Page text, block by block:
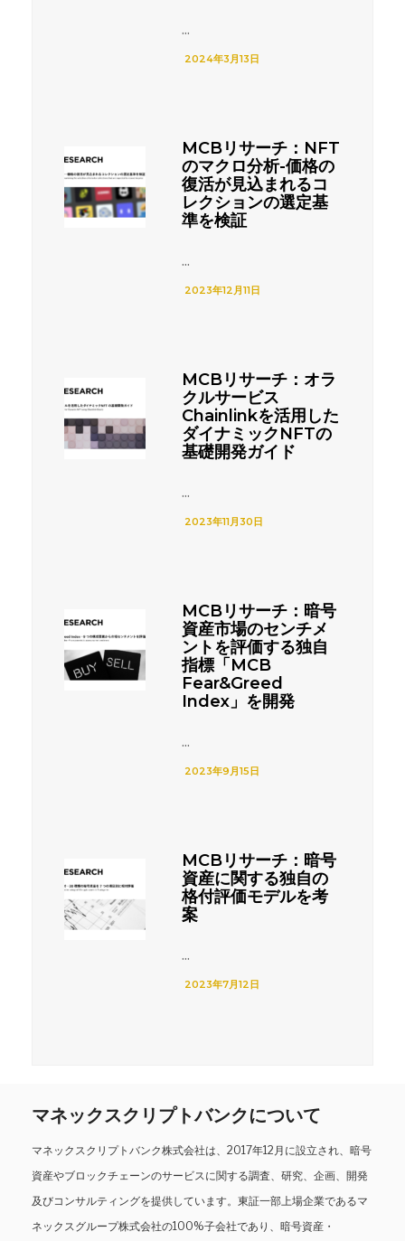
...
2024年3月13日
MCBリサーチ：NFT
のマクロ分析-価格の
復活が見込まれるコ
レクションの選定基
準を検証
...
2023年12月11日
MCBリサーチ：オラ
クルサービス
Chainlinkを活用した
ダイナミックNFTの
基礎開発ガイド
...
2023年11月30日
MCBリサーチ：暗号
資産市場のセンチメ
ントを評価する独自
指標「MCB
Fear&Greed
Index」を開発
...
2023年9月15日
MCBリサーチ：暗号
資産に関する独自の
格付評価モデルを考
案
...
2023年7月12日
マネックスクリプトバンクについて
マネックスクリプトバンク株式会社は、2017年12月に設立され、暗号
資産やブロックチェーンのサービスに関する調査、研究、企画、開発
及びコンサルティングを提供しています。東証一部上場企業であるマ
ネックスグループ株式会社の100%子会社であり、暗号資産・